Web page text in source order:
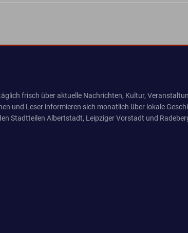
frisch über aktuelle Nachrichten, Kultur,
und Leser informieren sich monatlich über lokale
Stadtteilen Albertstadt, Leipziger Vorstadt und